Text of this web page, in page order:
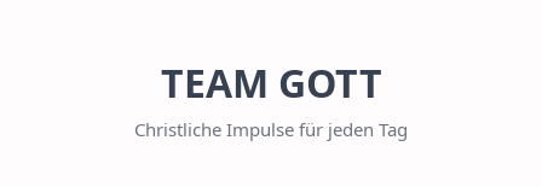
TEAM GOTT
Christliche Impulse für jeden Tag